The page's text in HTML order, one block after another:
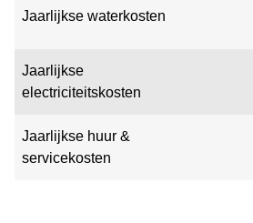
Jaarlijkse waterkosten
Jaarlijkse
electriciteitskosten
Jaarlijkse huur &
servicekosten